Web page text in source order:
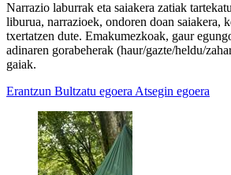
Narrazio laburrak eta saiakera zatiak
liburua, narrazioek, ondoren doan saiakera,
txertatzen dute. Emakumezkoak, gaur
adinaren gorabeherak (haur/gazte/heldu/
gaiak.
Erantzun Bultzatu egoera Atsegin egoera